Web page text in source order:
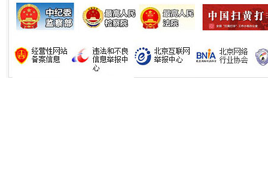
习近平的博鳌关键词
魏明亮